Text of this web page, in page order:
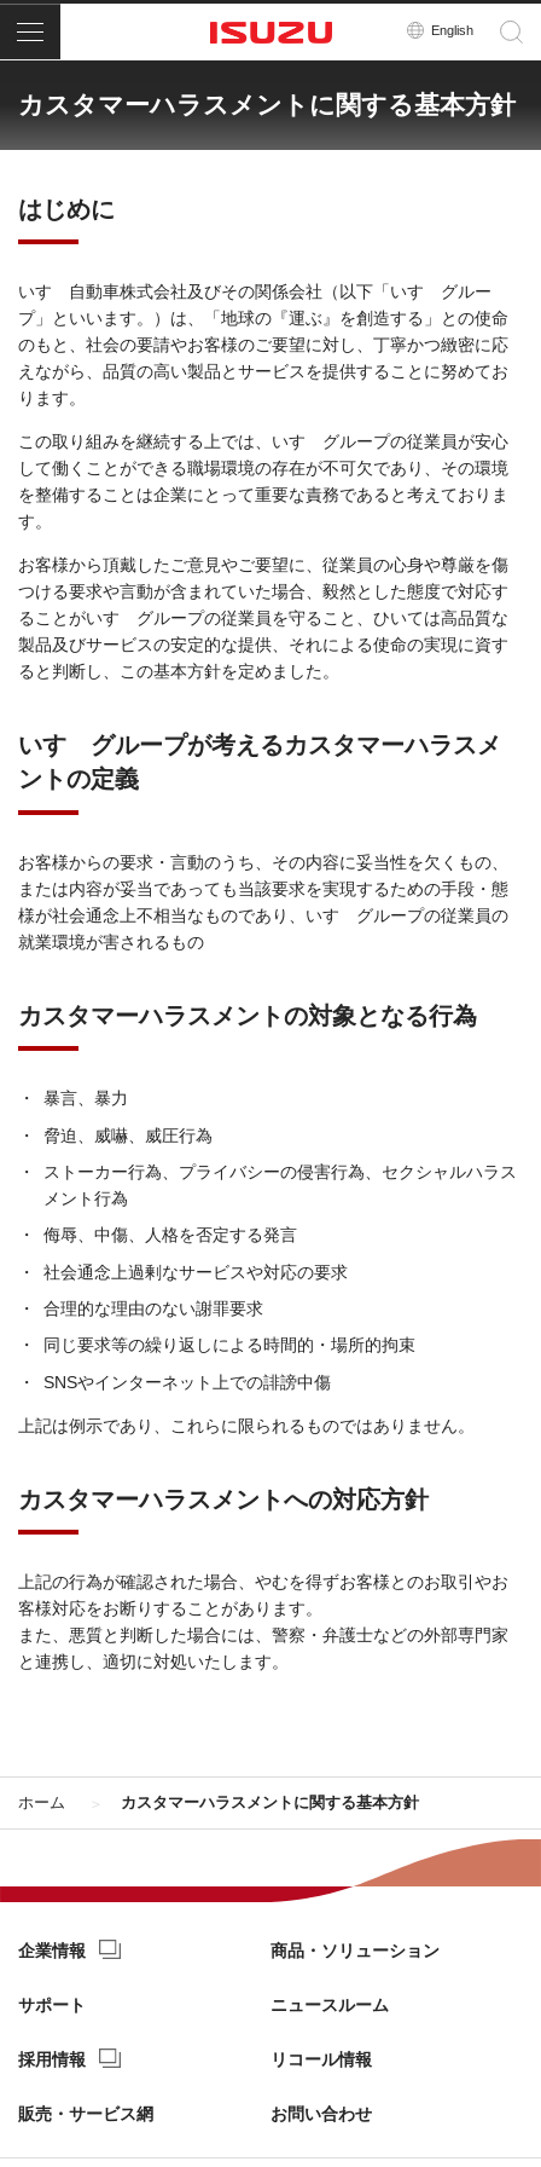
English
カスタマーハラスメントに関する基本方針
はじめに
いすゞ自動車株式会社及びその関係会社（以下「いすゞグルー
プ」といいます。）は、「地球の『運ぶ』を創造する」との使命
のもと、社会の要請やお客様のご要望に対し、丁寧かつ緻密に応
えながら、品質の高い製品とサービスを提供することに努めてお
ります。
この取り組みを継続する上では、いすゞグループの従業員が安心
して働くことができる職場環境の存在が不可欠であり、その環境
を整備することは企業にとって重要な責務であると考えておりま
す。
お客様から頂戴したご意見やご要望に、従業員の心身や尊厳を傷
つける要求や言動が含まれていた場合、毅然とした態度で対応す
ることがいすゞグループの従業員を守ること、ひいては高品質な
製品及びサービスの安定的な提供、それによる使命の実現に資す
ると判断し、この基本方針を定めました。
いすゞグループが考えるカスタマーハラスメ
ントの定義
お客様からの要求・言動のうち、その内容に妥当性を欠くもの、
または内容が妥当であっても当該要求を実現するための手段・態
様が社会通念上不相当なものであり、いすゞグループの従業員の
就業環境が害されるもの
カスタマーハラスメントの対象となる行為
・
暴言、暴力
・
脅迫、威嚇、威圧行為
・
ストーカー行為、プライバシーの侵害行為、セクシャルハラス
メント行為
・
侮辱、中傷、人格を否定する発言
・
社会通念上過剰なサービスや対応の要求
・
合理的な理由のない謝罪要求
・
同じ要求等の繰り返しによる時間的・場所的拘束
・
SNSやインターネット上での誹謗中傷
上記は例示であり、これらに限られるものではありません。
カスタマーハラスメントへの対応方針
上記の行為が確認された場合、やむを得ずお客様とのお取引やお
客様対応をお断りすることがあります。
また、悪質と判断した場合には、警察・弁護士などの外部専門家
と連携し、適切に対処いたします。
ホーム カスタマーハラスメントに関する基本方針
企業情報 商品・ソリューション
サポート ニュースルーム
採用情報 リコール情報
販売・サービス網 お問い合わせ